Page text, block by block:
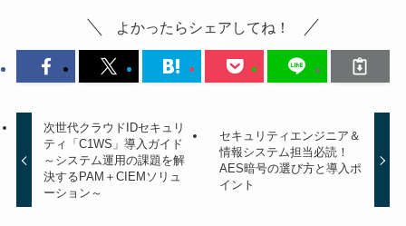
よかったらシェアしてね！
次世代クラウドIDセキュリ
ティ「C1WS」導入ガイド
～システム運用の課題を解
決するPAM＋CIEMソリュ
ーション～
セキュリティエンジニア＆
情報システム担当必読！
AES暗号の選び方と導入ポ
イント